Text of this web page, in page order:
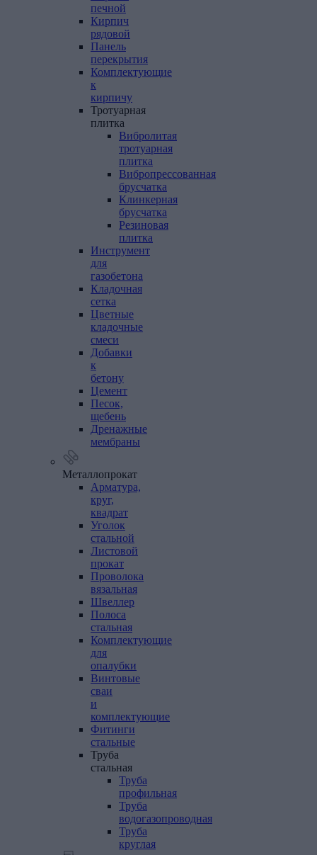
печной
Кирпич
рядовой
Панель
перекрытия
Комплектующие
к
кирпичу
Тротуарная
плитка
Вибролитая
тротуарная
плитка
Вибропрессованная
брусчатка
Клинкерная
брусчатка
Резиновая
плитка
Инструмент
для
газобетона
Кладочная
сетка
Цветные
кладочные
смеси
Добавки
к
бетону
Цемент
Песок,
щебень
Дренажные
мембраны
Металлопрокат
Арматура,
круг,
квадрат
Уголок
стальной
Листовой
прокат
Проволока
вязальная
Швеллер
Полоса
стальная
Комплектующие
для
опалубки
Винтовые
сваи
и
комплектующие
Фитинги
стальные
Труба
стальная
Труба
профильная
Труба
водогазопроводная
Труба
круглая